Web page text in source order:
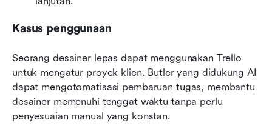
Kasus penggunaan
Seorang desainer lepas dapat menggunakan Trello
untuk mengatur proyek klien. Butler yang didukung AI
dapat mengotomatisasi pembaruan tugas, membantu
desainer memenuhi tenggat waktu tanpa perlu
penyesuaian manual yang konstan.